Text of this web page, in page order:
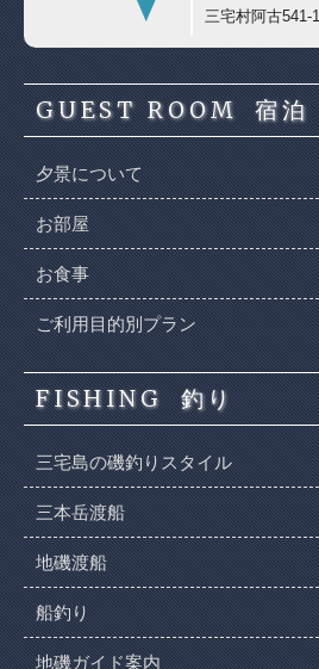
三宅村阿古541-1
GUEST ROOM 宿泊
夕景について
お部屋
お食事
ご利用目的別プラン
FISHING 釣り
三宅島の磯釣りスタイル
三本岳渡船
地磯渡船
船釣り
地磯ガイド案内